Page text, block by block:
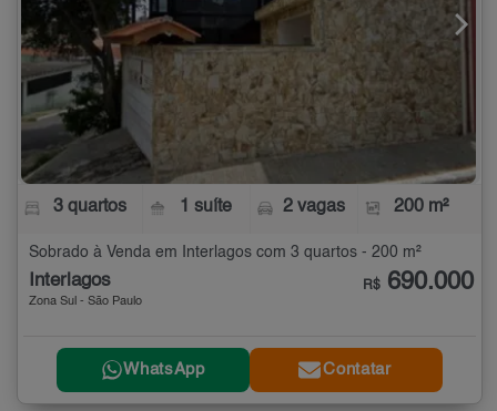
3 quartos 1 suíte 2 vagas 200 m²
Sobrado à Venda em Interlagos com 3 quartos - 200 m²
Interlagos
Zona Sul - São Paulo
R$ 690.000
WhatsApp Contatar